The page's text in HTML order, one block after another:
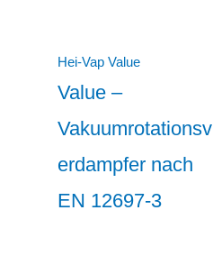
Hei-Vap Value
Value –
Vakuumrotationsv
erdampfer nach
EN 12697-3